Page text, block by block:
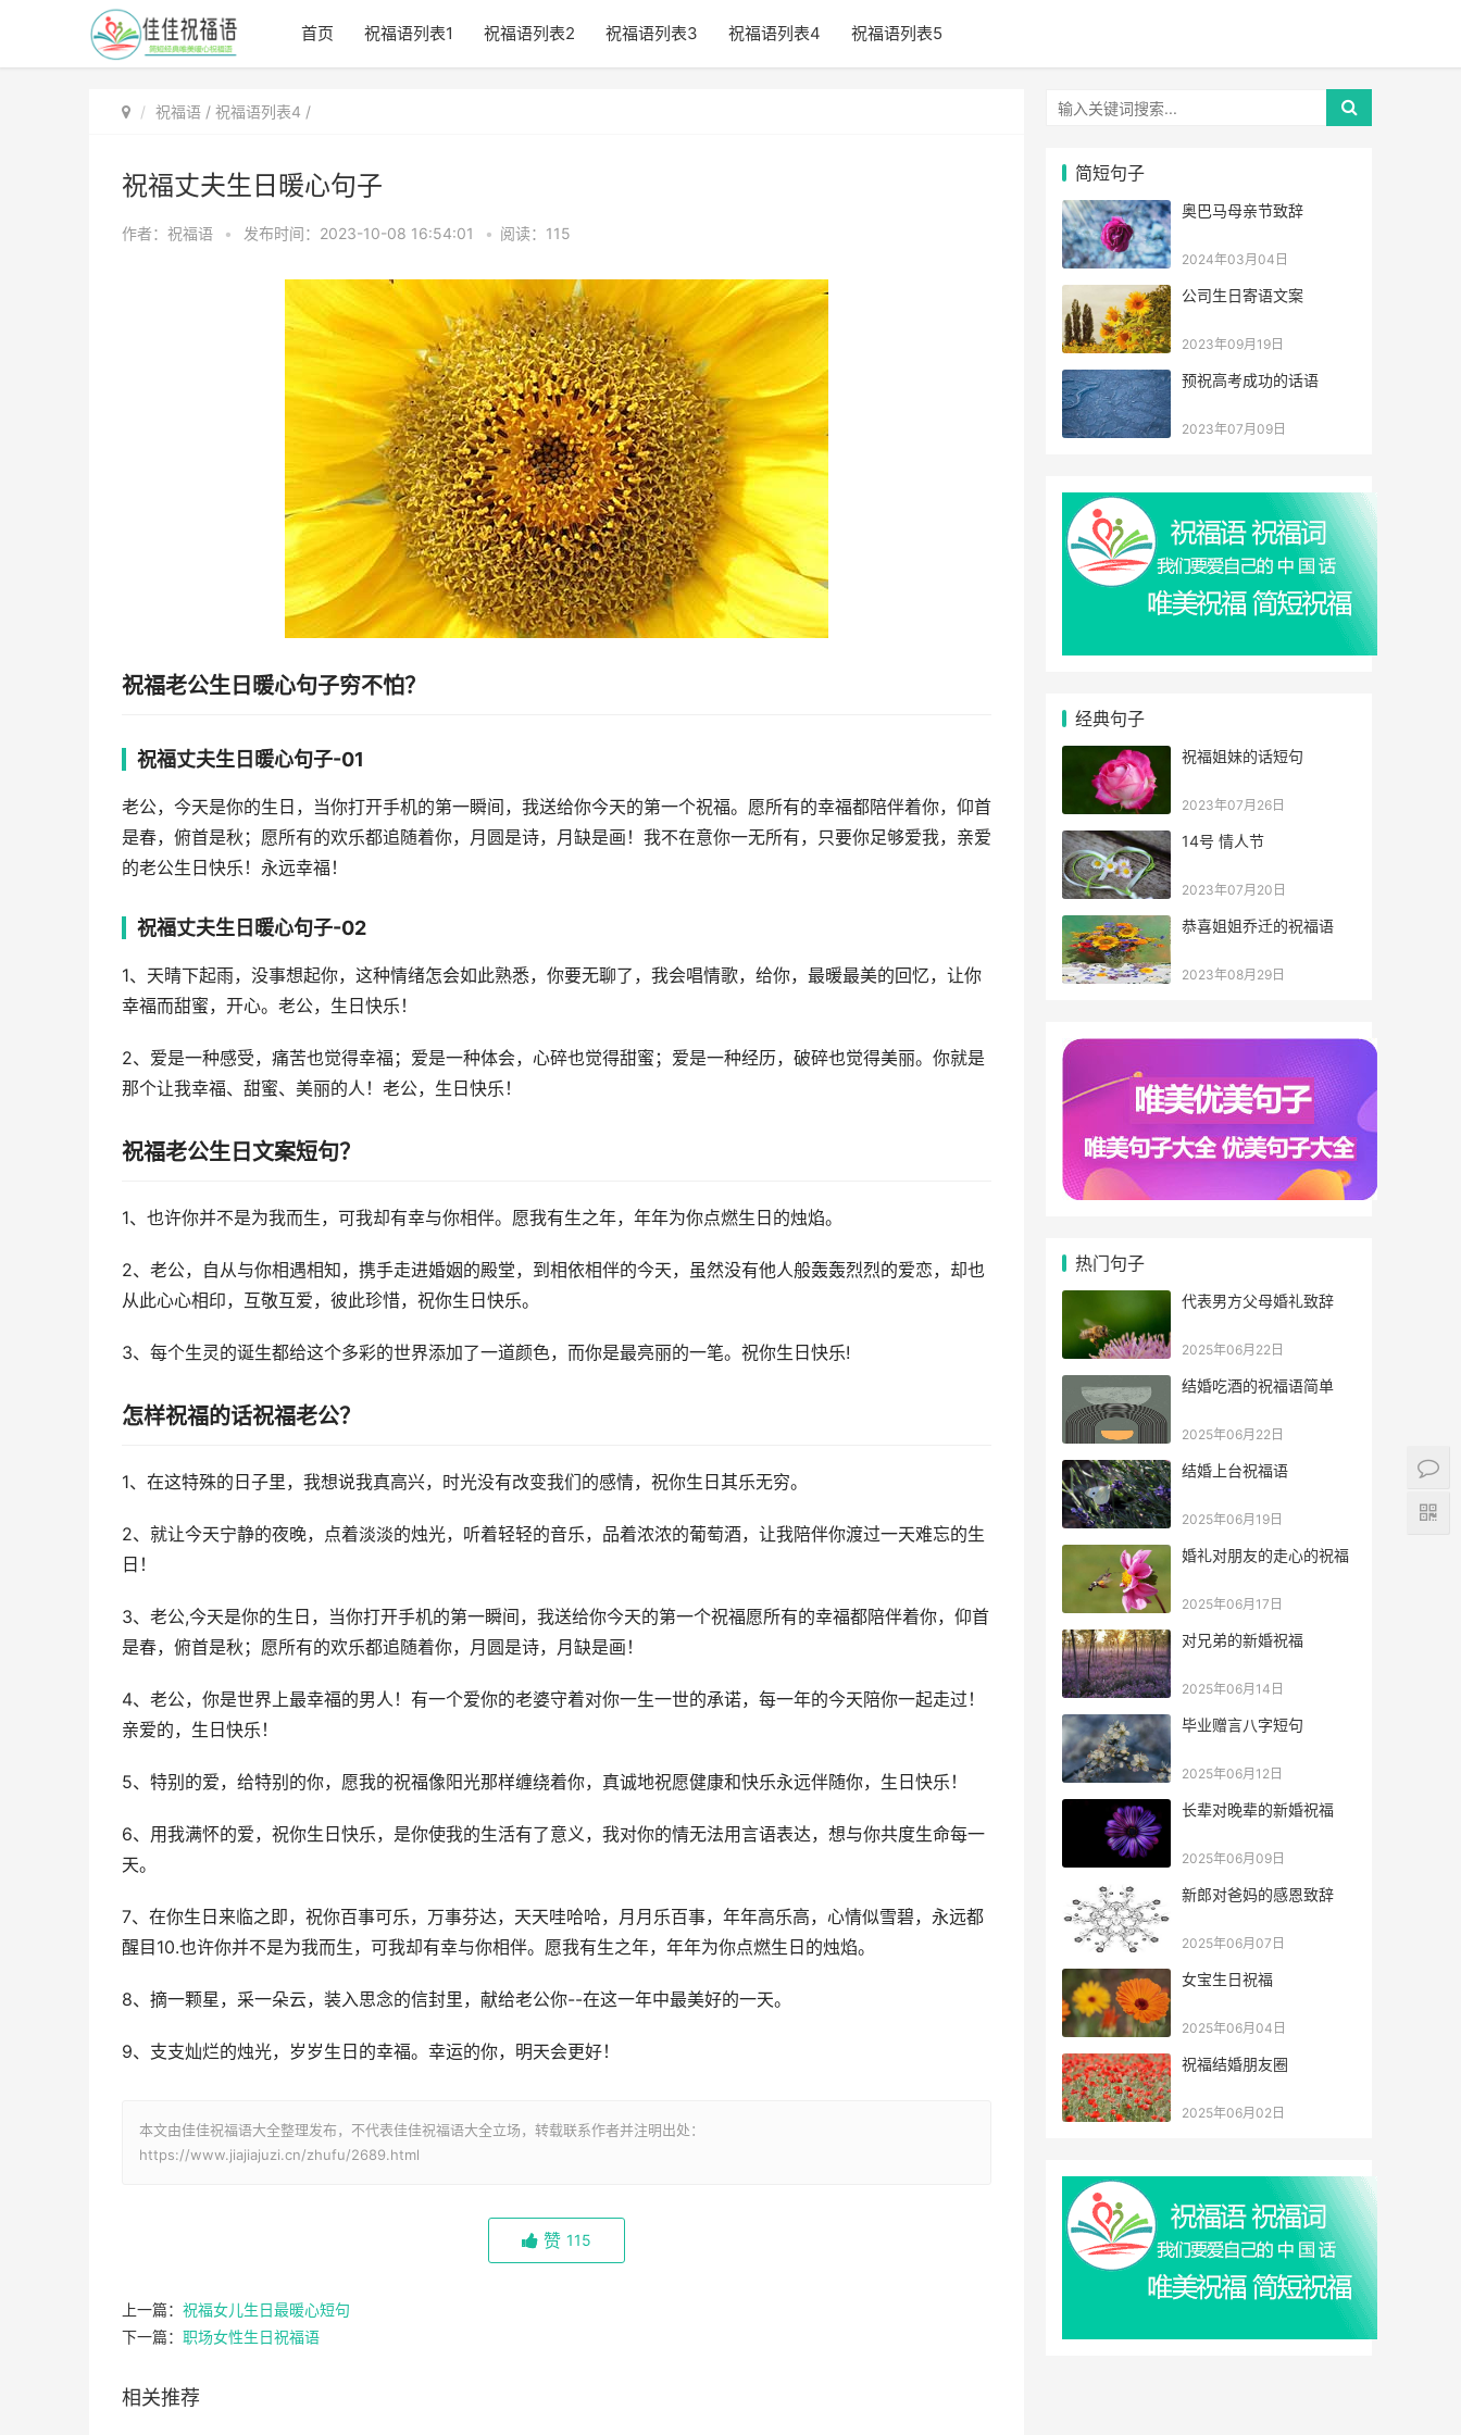
首页 祝福语列表1 祝福语列表2 祝福语列表3 祝福语列表4 祝福语列表5
祝福语 / 祝福语列表4 /
祝福丈夫生日暖心句子
作者：祝福语 • 发布时间：2023-10-08 16:54:01 • 阅读：115
祝福老公生日暖心句子穷不怕？
祝福丈夫生日暖心句子-01
老公，今天是你的生日，当你打开手机的第一瞬间，我送给你今天的第一个祝福。愿所有的幸福都陪伴着你，仰首
是春，俯首是秋；愿所有的欢乐都追随着你，月圆是诗，月缺是画！我不在意你一无所有，只要你足够爱我，亲爱
的老公生日快乐！永远幸福！
祝福丈夫生日暖心句子-02
1、天晴下起雨，没事想起你，这种情绪怎会如此熟悉，你要无聊了，我会唱情歌，给你，最暖最美的回忆，让你
幸福而甜蜜，开心。老公，生日快乐！
2、爱是一种感受，痛苦也觉得幸福；爱是一种体会，心碎也觉得甜蜜；爱是一种经历，破碎也觉得美丽。你就是
那个让我幸福、甜蜜、美丽的人！老公，生日快乐！
祝福老公生日文案短句？
1、也许你并不是为我而生，可我却有幸与你相伴。愿我有生之年，年年为你点燃生日的烛焰。
2、老公，自从与你相遇相知，携手走进婚姻的殿堂，到相依相伴的今天，虽然没有他人般轰轰烈烈的爱恋，却也
从此心心相印，互敬互爱，彼此珍惜，祝你生日快乐。
3、每个生灵的诞生都给这个多彩的世界添加了一道颜色，而你是最亮丽的一笔。祝你生日快乐!
怎样祝福的话祝福老公？
1、在这特殊的日子里，我想说我真高兴，时光没有改变我们的感情，祝你生日其乐无穷。
2、就让今天宁静的夜晚，点着淡淡的烛光，听着轻轻的音乐，品着浓浓的葡萄酒，让我陪伴你渡过一天难忘的生
日！
3、老公,今天是你的生日，当你打开手机的第一瞬间，我送给你今天的第一个祝福愿所有的幸福都陪伴着你，仰首
是春，俯首是秋；愿所有的欢乐都追随着你，月圆是诗，月缺是画！
4、老公，你是世界上最幸福的男人！有一个爱你的老婆守着对你一生一世的承诺，每一年的今天陪你一起走过！
亲爱的，生日快乐！
5、特别的爱，给特别的你，愿我的祝福像阳光那样缠绕着你，真诚地祝愿健康和快乐永远伴随你，生日快乐！
6、用我满怀的爱，祝你生日快乐，是你使我的生活有了意义，我对你的情无法用言语表达，想与你共度生命每一
天。
7、在你生日来临之即，祝你百事可乐，万事芬达，天天哇哈哈，月月乐百事，年年高乐高，心情似雪碧，永远都
醒目10.也许你并不是为我而生，可我却有幸与你相伴。愿我有生之年，年年为你点燃生日的烛焰。
8、摘一颗星，采一朵云，装入思念的信封里，献给老公你--在这一年中最美好的一天。
9、支支灿烂的烛光，岁岁生日的幸福。幸运的你，明天会更好！
本文由佳佳祝福语大全整理发布，不代表佳佳祝福语大全立场，转载联系作者并注明出处：
https://www.jiajiajuzi.cn/zhufu/2689.html
赞 115
上一篇： 祝福女儿生日最暖心短句
下一篇： 职场女性生日祝福语
相关推荐
简短句子
奥巴马母亲节致辞
2024年03月04日
公司生日寄语文案
2023年09月19日
预祝高考成功的话语
2023年07月09日
经典句子
祝福姐妹的话短句
2023年07月26日
14号 情人节
2023年07月20日
恭喜姐姐乔迁的祝福语
2023年08月29日
热门句子
代表男方父母婚礼致辞
2025年06月22日
结婚吃酒的祝福语简单
2025年06月22日
结婚上台祝福语
2025年06月19日
婚礼对朋友的走心的祝福
2025年06月17日
对兄弟的新婚祝福
2025年06月14日
毕业赠言八字短句
2025年06月12日
长辈对晚辈的新婚祝福
2025年06月09日
新郎对爸妈的感恩致辞
2025年06月07日
女宝生日祝福
2025年06月04日
祝福结婚朋友圈
2025年06月02日